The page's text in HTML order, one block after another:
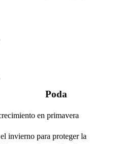
Poda
en primavera
invierno para proteger la